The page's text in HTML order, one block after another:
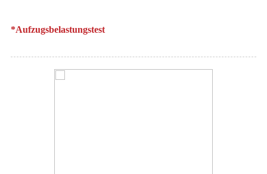
*Aufzugsbelastungstest